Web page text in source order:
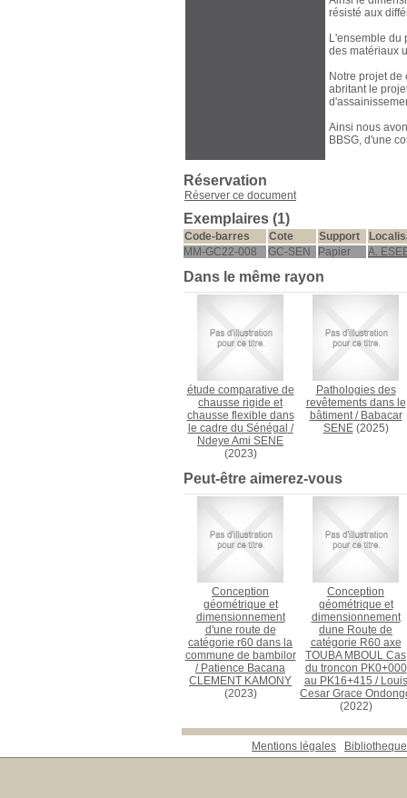
résisté aux
L'ensemble du
des matériaux
Notre projet
abritant le
Ainsi nous
BBSG, d'une
Réservation
Réserver ce document
Exemplaires (1)
Code-barres Cote Support
MM-GC22-008
GC-SEN Papier A.
Dans le même rayon
étude comparative de
chausse rigide et
chausse flexible dans
le cadre du Sénégal /
Ndeye Ami SENE
(2023)
Pathologies des
revêtements dans le
bâtiment/ Babacar
SENE(2025)
Peut-être aimerez-vous
Conception
géométrique et
dimensionnement
d'une route de
catégorie r60 dans la
commune de bambilor
/ Patience Bacana
CLEMENT KAMONY
(2023)
Conception
géométrique et
dimensionnement
dune Route de
catégorie R60 axe
TOUBA MBOUL Cas
du troncon PK0+000
au PK16+415 / Louis
Cesar Grace
(2022)
Mentions légales